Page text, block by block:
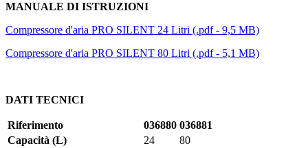
MANUALE DI ISTRUZIONI
Compressore d'aria PRO SILENT 24 Litri (.pdf - 9,5 MB)
Compressore d'aria PRO SILENT 80 Litri (.pdf - 5,1 MB)
DATI TECNICI
Riferimento 036880 036881
Capacità (L)
24
80